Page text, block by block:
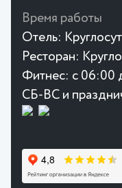
Время работы
Отель:
Ресторан:
Фитнес: с 06:00
СБ-ВС и